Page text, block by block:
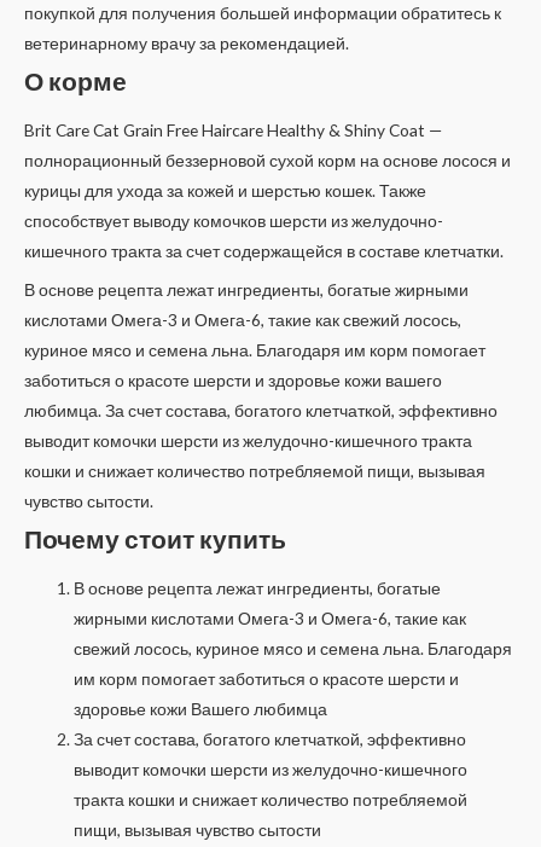
покупкой для получения большей информации обратитесь к
ветеринарному врачу за рекомендацией.
О корме
Brit Care Cat Grain Free Haircare Healthy & Shiny Coat —
полнорационный беззерновой сухой корм на основе лосося и
курицы для ухода за кожей и шерстью кошек. Также
способствует выводу комочков шерсти из желудочно-
кишечного тракта за счет содержащейся в составе клетчатки.
В основе рецепта лежат ингредиенты, богатые жирными
кислотами Омега-3 и Омега-6, такие как свежий лосось,
куриное мясо и семена льна. Благодаря им корм помогает
заботиться о красоте шерсти и здоровье кожи вашего
любимца. За счет состава, богатого клетчаткой, эффективно
выводит комочки шерсти из желудочно-кишечного тракта
кошки и снижает количество потребляемой пищи, вызывая
чувство сытости.
Почему стоит купить
В основе рецепта лежат ингредиенты, богатые
жирными кислотами Омега-3 и Омега-6, такие как
свежий лосось, куриное мясо и семена льна. Благодаря
им корм помогает заботиться о красоте шерсти и
здоровье кожи Вашего любимца
За счет состава, богатого клетчаткой, эффективно
выводит комочки шерсти из желудочно-кишечного
тракта кошки и снижает количество потребляемой
пищи, вызывая чувство сытости